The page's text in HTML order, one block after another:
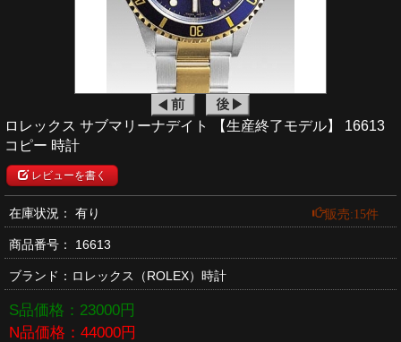
ロレックス サブマリーナデイト 【生産終了モデル】 16613
コピー 時計
レビューを書く
在庫状況： 有り 販売:15件
商品番号： 16613
ブランド： ロレックス （ROLEX）時計
S品価格： 23000円
N品価格： 44000円